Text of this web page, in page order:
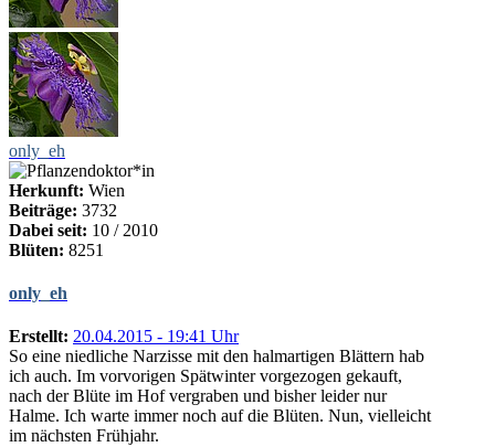
only_eh
Herkunft: Wien
Beiträge: 3732
Dabei seit: 10 / 2010
Blüten: 8251
only_eh
Erstellt: 20.04.2015 - 19:41 Uhr
So eine niedliche Narzisse mit den halmartigen Blättern hab
ich auch. Im vorvorigen Spätwinter vorgezogen gekauft,
nach der Blüte im Hof vergraben und bisher leider nur
Halme. Ich warte immer noch auf die Blüten. Nun, vielleicht
im nächsten Frühjahr.